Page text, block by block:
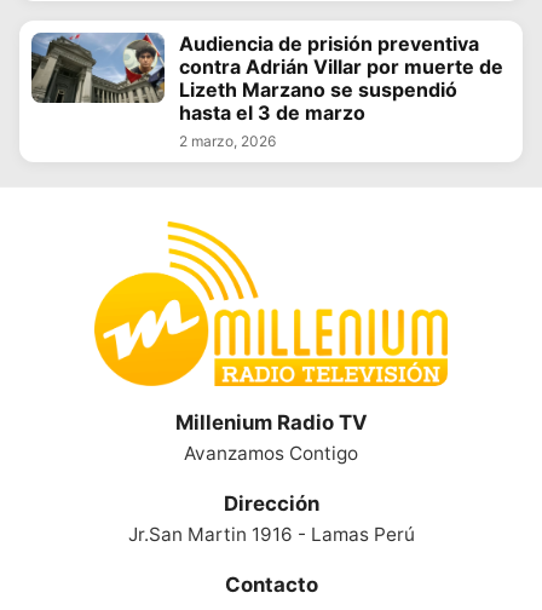
Audiencia de prisión preventiva
contra Adrián Villar por muerte de
Lizeth Marzano se suspendió
hasta el 3 de marzo
2 marzo, 2026
Millenium Radio TV
Avanzamos Contigo
Dirección
Jr.San Martin 1916 - Lamas Perú
Contacto